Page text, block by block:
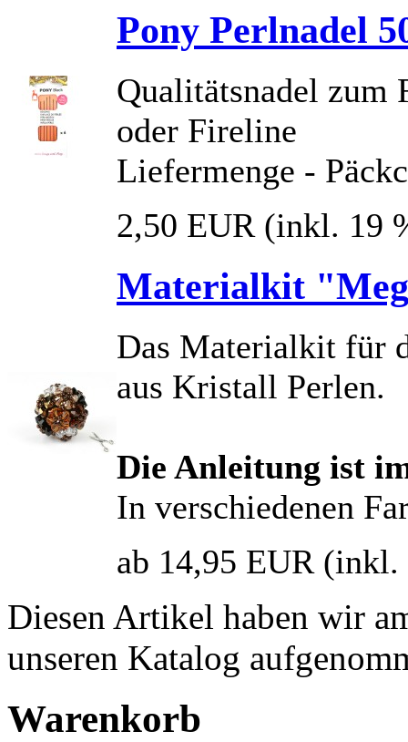
Pony Perlnadel
Qualitätsnadel zum
oder Fireline
Liefermenge -
2,50 EUR (inkl. 19
Materialkit
Das Materialkit für
aus Kristall Perlen.
Die Anleitung ist
In verschiedenen
ab 14,95 EUR (inkl.
Diesen Artikel haben wir
unseren Katalog
Warenkorb